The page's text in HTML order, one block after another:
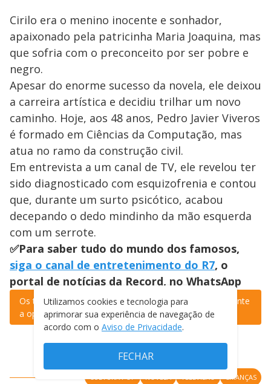
Cirilo era o menino inocente e sonhador,
apaixonado pela patricinha Maria Joaquina, mas
que sofria com o preconceito por ser pobre e
negro.
Apesar do enorme sucesso da novela, ele deixou
a carreira artística e decidiu trilhar um novo
caminho. Hoje, aos 48 anos, Pedro Javier Viveros
é formado em Ciências da Computação, mas
atua no ramo da construção civil.
Em entrevista a um canal de TV, ele revelou ter
sido diagnosticado com esquizofrenia e contou
que, durante um surto psicótico, acabou
decepando o dedo mindinho da mão esquerda
com um serrote.
✅Para saber tudo do mundo dos famosos,
siga o canal de entretenimento do R7, o
portal de notícias da Record, no WhatsApp
Os textos aqui publicadosnão refletemnecessariamente
a opinião doGrupo Record.
CULTURA POP NOVELA TELEVISÃO CRIANÇAS
Utilizamos cookies e tecnologia para
aprimorar sua experiência de navegação de
acordo com o Aviso de Privacidade.
FECHAR